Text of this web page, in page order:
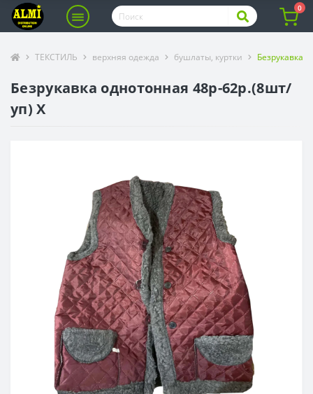
0
ТЕКСТИЛЬ верхняя одежда бушлаты, куртки Безрукавка
Безрукавка однотонная 48р-62р.(8шт/
уп) Х